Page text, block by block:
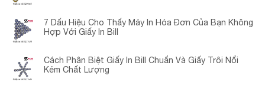
7 Dấu Hiệu Cho Thấy Máy In Hóa Đơn Của Bạn Không
Hợp Với Giấy In Bill
Cách Phân Biệt Giấy In Bill Chuẩn Và Giấy Trôi Nổi
Kém Chất Lượng